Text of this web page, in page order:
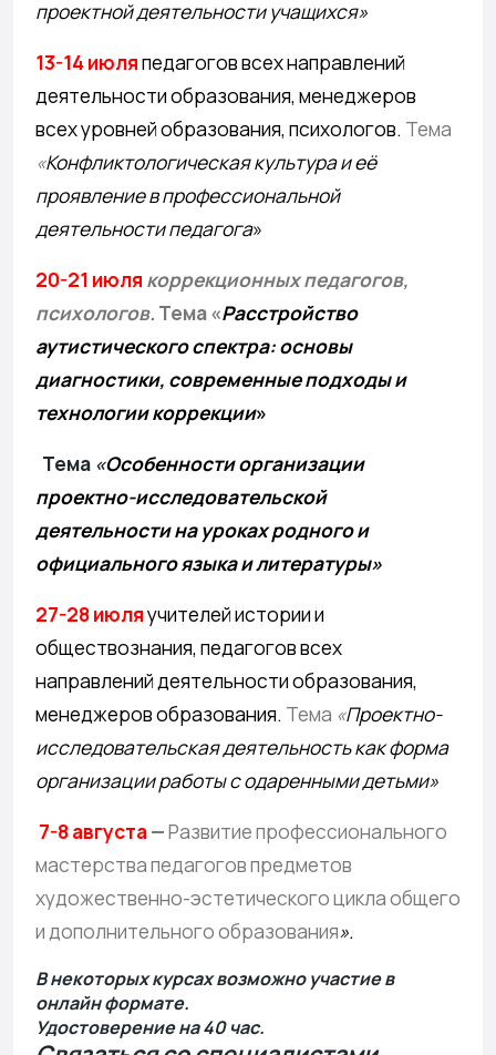
проектной деятельности учащихся»
13-14 июляпедагогов всех направлений
деятельности образования, менеджеров
всех уровней образования, психологов. Тема
«Конфликтологическая культура и её
проявление в профессиональной
деятельности педагога»
20-21 июля коррекционных педагогов,
психологов. Тема «Расстройство
аутистического спектра: основы
диагностики, современные подходы и
технологии коррекции»
Тема «Особенности организации
проектно-исследовательской
деятельности на уроках родного и
официального языка и литературы»
27-28 июляучителей истории и
обществознания, педагогов всех
направлений деятельности образования,
менеджеров образования. Тема «Проектно-
исследовательская деятельность как форма
организации работы с одаренными детьми»
7-8 августа—Развитие профессионального
мастерства педагогов предметов
художественно-эстетического цикла общего
и дополнительного образования».
В некоторых курсах возможно участие в
онлайн формате.
Удостоверение на40час.